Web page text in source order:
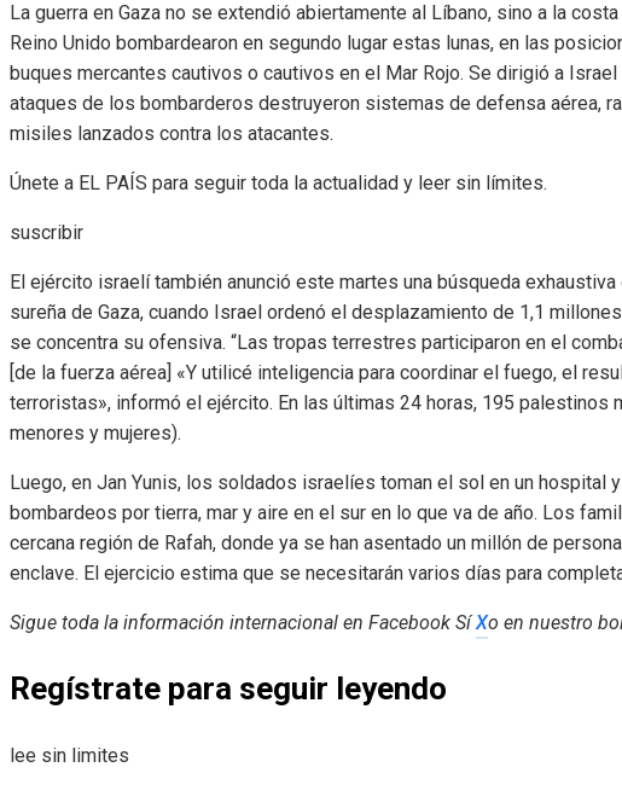
La guerra en Gaza no se extendió abiertamente al Líbano, sino a la
Reino Unido bombardearon en segundo lugar estas lunas, en las
buques mercantes cautivos o cautivos en el Mar Rojo. Se dirigió a
ataques de los bombarderos destruyeron sistemas de defensa aérea,
misiles lanzados contra los atacantes.
Únete a EL PAÍS para seguir toda la actualidad y leer sin límites.
suscribir
El ejército israelí también anunció este martes una búsqueda
sureña de Gaza, cuando Israel ordenó el desplazamiento de 1,1
se concentra su ofensiva. “Las tropas terrestres participaron en el
[de la fuerza aérea] «Y utilicé inteligencia para coordinar el fuego, el
terroristas», informó el ejército. En las últimas 24 horas, 195 palestinos
menores y mujeres).
Luego, en Jan Yunis, los soldados israelíes toman el sol en un hospital
bombardeos por tierra, mar y aire en el sur en lo que va de año. Los
cercana región de Rafah, donde ya se han asentado un millón de
enclave. El ejercicio estima que se necesitarán varios días para
Sigue toda la información internacional en Facebook SíXo en nuestro
Regístrate para seguir leyendo
lee sin limites